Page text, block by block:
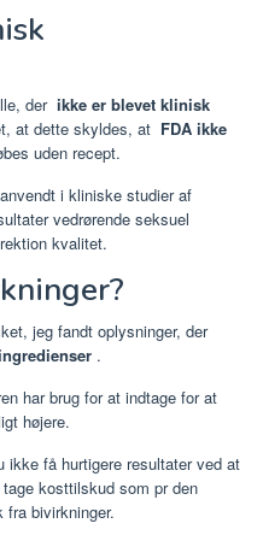
der ikke er blevet klinisk
at dette skyldes, at FDA ikke
uden recept.
i kliniske studier af
vedrørende seksuel
kvalitet.
jeg fandt oplysninger, der
.
har brug for at indtage for at
højere.
ikke få hurtigere resultater ved at
kosttilskud som pr den
bivirkninger.